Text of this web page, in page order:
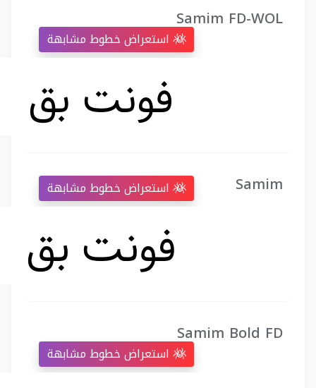
Samim FD-WOL
Samim
Samim Bold FD